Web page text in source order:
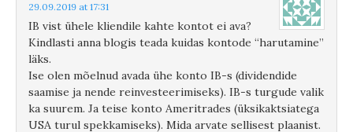
29.09.2019 at 17:31
IB vist ühele kliendile kahte kontot ei ava?
Kindlasti anna blogis teada kuidas kontode “harutamine”
läks.
Ise olen mõelnud avada ühe konto IB-s (dividendide
saamise ja nende reinvesteerimiseks). IB-s turgude valik
ka suurem. Ja teise konto Ameritrades (üksikaktsiatega
USA turul spekkamiseks). Mida arvate sellisest plaanist.